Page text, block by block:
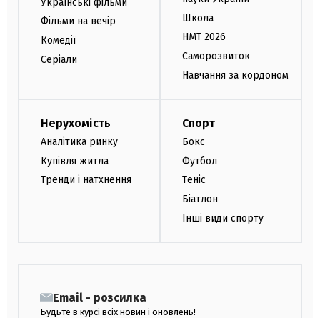
Фільми на вечір
Комедії
Серіали
Школа
НМТ 2026
Саморозвиток
Навчання за кордоном
Нерухомість
Аналітика ринку
Купівля житла
Тренди і натхнення
Спорт
Бокс
Футбол
Теніс
Біатлон
Інші види спорту
Email - розсилка
Будьте в курсі всіх новин і оновлень!